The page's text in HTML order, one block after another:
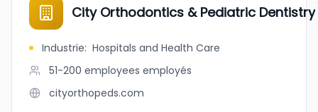
City Orthodontics & Pediatric Dentistry
Industrie: Hospitals and Health Care
51-200 employees employés
cityorthopeds.com